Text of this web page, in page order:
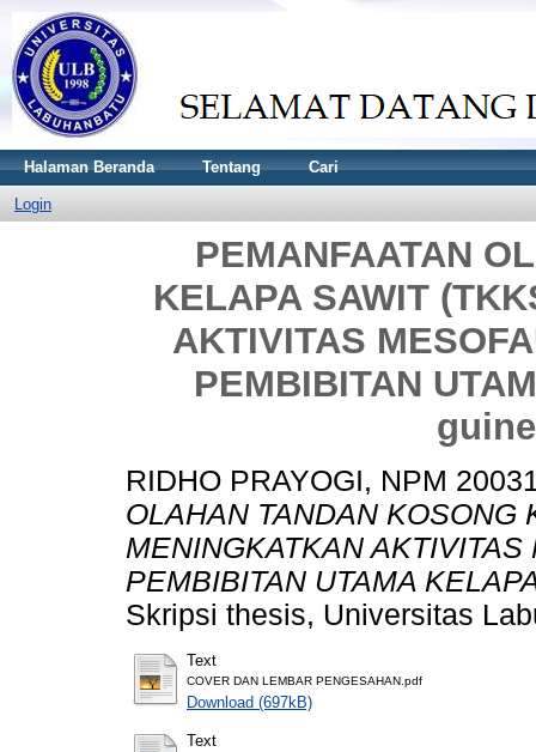
Halaman Beranda Tentang Cari
Login
PEMANFAATAN
KELAPA SAWIT
AKTIVITAS
PEMBIBITAN
RIDHO PRAYOGI, NPM
OLAHAN TANDAN KOSONG
MENINGKATKAN
PEMBIBITAN UTAMA
Skripsi thesis, Universitas
Text
COVER DAN LEMBAR PENGESAHAN.pdf
Download (697kB)
Text